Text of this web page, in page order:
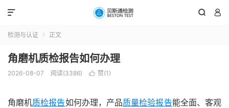
 

检测与认证  正文
角磨机质检报告如何办理
2026-08-07 阅读(3386)  赞(1 )
角磨机质检报告如何办理，产品质量检验报告能全面、客观